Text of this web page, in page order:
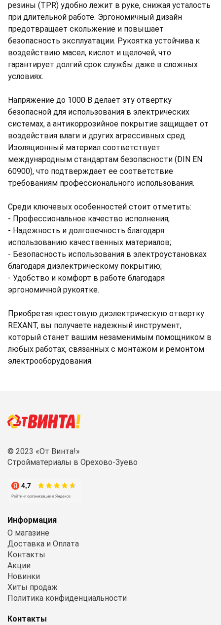
резины (TPR) удобно лежит в руке, снижая усталость
при длительной работе. Эргономичный дизайн
предотвращает скольжение и повышает
безопасность эксплуатации. Рукоятка устойчива к
воздействию масел, кислот и щелочей, что
гарантирует долгий срок службы даже в сложных
условиях.
Напряжение до 1000 В делает эту отвертку
безопасной для использования в электрических
системах, а антикоррозийное покрытие защищает от
воздействия влаги и других агрессивных сред.
Изоляционный материал соответствует
международным стандартам безопасности (DIN EN
60900), что подтверждает ее соответствие
требованиям профессионального использования.
Среди ключевых особенностей стоит отметить:
- Профессиональное качество исполнения;
- Надежность и долговечность благодаря
использованию качественных материалов;
- Безопасность использования в электроустановках
благодаря диэлектрическому покрытию;
- Удобство и комфорт в работе благодаря
эргономичной рукоятке.
Приобретая крестовую диэлектрическую отвертку
REXANT, вы получаете надежный инструмент,
который станет вашим незаменимым помощником в
любых работах, связанных с монтажом и ремонтом
электрооборудования.
© 2023 «От Винта!»
Стройматериалы в Орехово-Зуево
Контакты
Информация
О магазине
Доставка и Оплата
Контакты
Акции
Новинки
Хиты продаж
Политика конфиденциальности